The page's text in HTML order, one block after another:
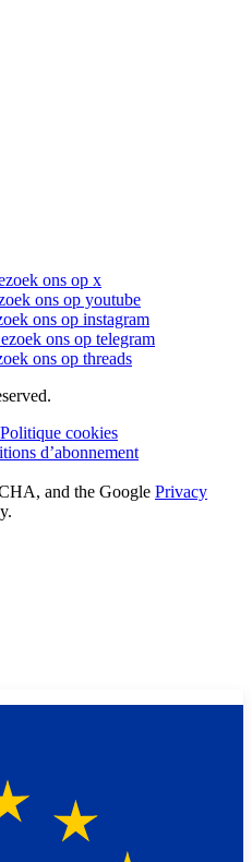
ons op x
ons op youtube
ons op instagram
ons op telegram
ons op threads
Politique cookies
d’abonnement
and the Google Privacy